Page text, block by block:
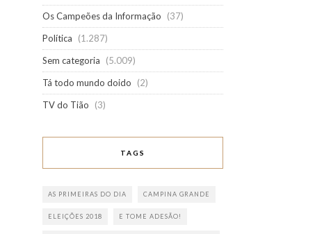
Os Campeões da Informação
(37)
Política
(1.287)
Sem categoria
(5.009)
Tá todo mundo doido
(2)
TV do Tião
(3)
TAGS
AS PRIMEIRAS DO DIA CAMPINA GRANDE
ELEIÇÕES 2018 E TOME ADESÃO!